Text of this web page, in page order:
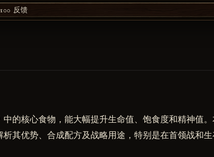
反馈
中的核心食物，能大幅提升生命值、饱食度和精神值
其优势、合成配方及战略用途，特别是在首领战和